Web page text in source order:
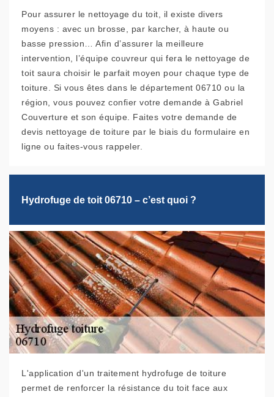
Pour assurer le nettoyage du toit, il existe divers
moyens : avec un brosse, par karcher, à haute ou
basse pression… Afin d’assurer la meilleure
intervention, l’équipe couvreur qui fera le nettoyage de
toit saura choisir le parfait moyen pour chaque type de
toiture. Si vous êtes dans le département 06710 ou la
région, vous pouvez confier votre demande à Gabriel
Couverture et son équipe. Faites votre demande de
devis nettoyage de toiture par le biais du formulaire en
ligne ou faites-vous rappeler.
Hydrofuge de toit 06710 – c’est quoi ?
L'application d'un traitement hydrofuge de toiture
permet de renforcer la résistance du toit face aux